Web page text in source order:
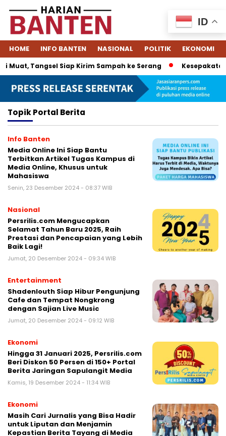
HOME INFO BANTEN NASIONAL POLITIK EKONOMI
Tangsel Siap Kirim Sampah ke Serang Kesepakatan
TopikPortal Berita
Info Banten
Media Online Ini Siap Bantu
Terbitkan Artikel Tugas Kampus di
Media Online, Khusus untuk
Mahasiswa
Senin, 23 Desember 2024 - 08:37 WIB
Nasional
Persrilis.com Mengucapkan
Selamat Tahun Baru 2025, Raih
Prestasi dan Pencapaian yang Lebih
Baik Lagi!
Jumat, 20 Desember 2024 - 09:34 WIB
Entertainment
Shadenlouth Siap Hibur Pengunjung
Cafe dan Tempat Nongkrong
dengan Sajian Live Music
Jumat, 20 Desember 2024 - 09:12 WIB
Ekonomi
Hingga 31 Januari 2025, Persrilis.com
Beri Diskon 50 Persen di 150+ Portal
Berita Jaringan Sapulangit Media
Kamis, 19 Desember 2024 - 11:34 WIB
Ekonomi
Masih Cari Jurnalis yang Bisa Hadir
untuk Liputan dan Menjamin
Kepastian Berita Tayang di Media
ID